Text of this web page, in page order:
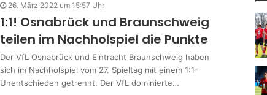
26. März 2022 um 15:57 Uhr
1:1! Osnabrück und Braunschweig
teilen im Nachholspiel die Punkte
Der VfL Osnabrück und Eintracht Braunschweig haben
sich im Nachholspiel vom 27. Spieltag mit einem 1:1-
Unentschieden getrennt. Der VfL dominierte…